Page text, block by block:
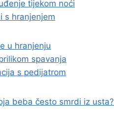
tijekom noći
s hranjenjem
u hranjenju
spavanja
s pedijatrom
beba često smrdi iz usta?